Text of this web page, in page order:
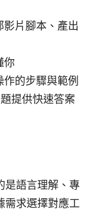
影片腳本、產出
你
的步驟與範例
提供快速答案
是語言理解、專
需求選擇對應工